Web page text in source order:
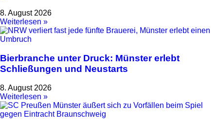
8. August 2026
Weiterlesen »
Bierbranche unter Druck: Münster erlebt
Schließungen und Neustarts
8. August 2026
Weiterlesen »